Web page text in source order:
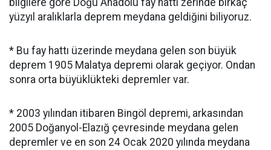
bilgilere göre Doğu Anadolu fay hattı zerinde birkaç
yüzyıl aralıklarla deprem meydana geldiğini biliyoruz.
* Bu fay hattı üzerinde meydana gelen son büyük
deprem 1905 Malatya depremi olarak geçiyor. Ondan
sonra orta büyüklükteki depremler var.
* 2003 yılından itibaren Bingöl depremi, arkasından
2005 Doğanyol-Elazığ çevresinde meydana gelen
depremler ve en son 24 Ocak 2020 yılında meydana